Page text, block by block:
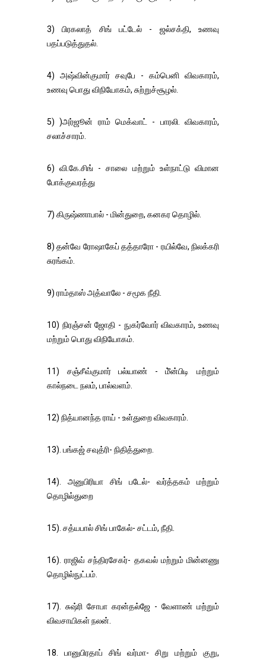
3) பிரகலாத் சிங் பட்டேல் - ஜல்சக்தி, உணவு
பதப்படுத்துதல்.
4) அஷ்வின்குமார் சவுபே - கம்பெனி விவகாரம்,
உணவு பொது விநியோகம், சுற்றுச்சூழல்.
5) )அர்ஜூன் ராம் மெக்வாட் - பாரலி. விவகாரம்,
சலாச்சாரம்.
6) வி.கே.சிங் - சாலை மற்றும் உள்நாட்டு விமான
போக்குவரத்து
7) கிருஷ்ணாபால் - மின்துறை, கனகர தொழில்.
8) தன்வே ரோஷாகேப் தத்தாரோ - ரயில்வே, நிலக்கரி
சுரங்கம்.
9) ராம்தாஸ் அத்வாலே - சமூக நீதி.
10) நிரஞ்சன் ஜோதி - நுகர்வோர் விவகாரம், உணவு
மற்றும் பொது விநியோகம்.
11) சஞ்சீவ்குமார் பல்யாண் - மீ்ன்பிடி மற்றும்
கால்நடை நலம், பால்வளம்.
12) நித்யானந்த ராய் - உள்துறை விவகாரம்.
13). பங்கஜ் சவுத்ரி- நிதித்துறை.
14). அனுபிரியா சிங் படேல்- வர்த்தகம் மற்றும்
தொழில்துறை
15). சத்யபால் சிங் பாகேல்- சட்டம், நீதி.
16). ராஜிவ் சந்திரசேகர்- தகவல் மற்றும் மின்னணு
தொழில்நுட்பம்.
17). சுஷ்ரி சோபா கரன்தல்ஜே - வேளாண் மற்றும்
விவசாயிகள் நலன்.
18. பானுபிரதாப் சிங் வர்மா- சிறு மற்றும் குறு,